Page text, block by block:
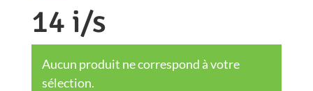
14 i/s
Aucun produit ne correspond à votre
sélection.